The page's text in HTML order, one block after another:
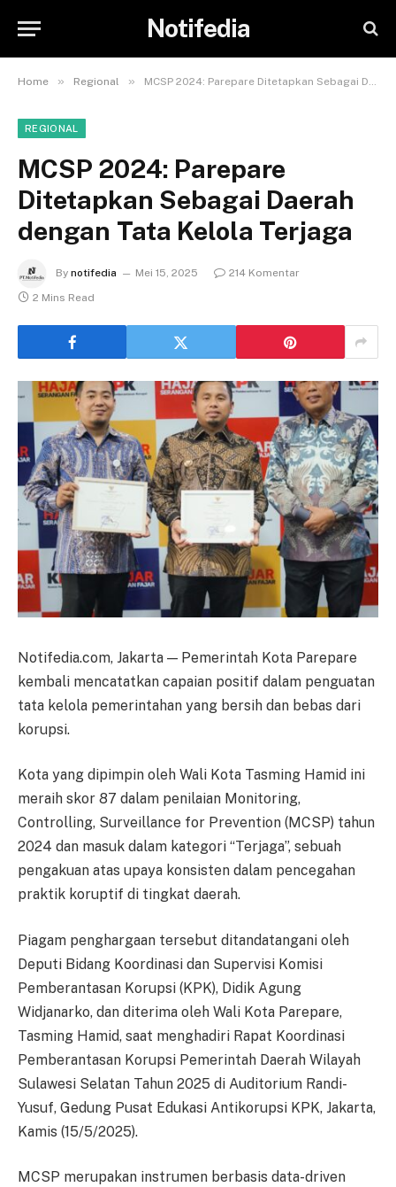
Notifedia
Home » Regional » MCSP 2024: Parepare Ditetapkan Sebagai Daerah dengan Tata Kelola Terjaga
REGIONAL
MCSP 2024: Parepare
Ditetapkan Sebagai Daerah
dengan Tata Kelola Terjaga
By notifedia Mei 15, 2025
214 Komentar
2 Mins Read
Notifedia.com, Jakarta — Pemerintah Kota Parepare
kembali mencatatkan capaian positif dalam penguatan
tata kelola pemerintahan yang bersih dan bebas dari
korupsi.
Kota yang dipimpin oleh Wali Kota Tasming Hamid ini
meraih skor 87 dalam penilaian Monitoring,
Controlling, Surveillance for Prevention (MCSP) tahun
2024 dan masuk dalam kategori “Terjaga”, sebuah
pengakuan atas upaya konsisten dalam pencegahan
praktik koruptif di tingkat daerah.
Piagam penghargaan tersebut ditandatangani oleh
Deputi Bidang Koordinasi dan Supervisi Komisi
Pemberantasan Korupsi (KPK), Didik Agung
Widjanarko, dan diterima oleh Wali Kota Parepare,
Tasming Hamid, saat menghadiri Rapat Koordinasi
Pemberantasan Korupsi Pemerintah Daerah Wilayah
Sulawesi Selatan Tahun 2025 di Auditorium Randi-
Yusuf, Gedung Pusat Edukasi Antikorupsi KPK, Jakarta,
Kamis (15/5/2025).
MCSP merupakan instrumen berbasis data-driven